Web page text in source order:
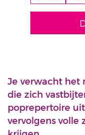
Je verwacht het
die zich
poprepertoire
vervolgens volle